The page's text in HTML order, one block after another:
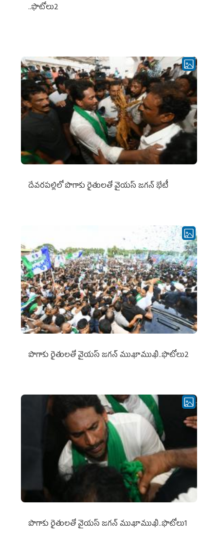
..ఫొటోలు2
దేవరపల్లిలో పొగాకు రైతులతో వైయస్ జగన్ భేటీ
పొగాకు రైతుల‌తో వైయ‌స్ జ‌గ‌న్ ముఖాముఖి..ఫొటోలు2
పొగాకు రైతుల‌తో వైయ‌స్ జ‌గ‌న్ ముఖాముఖి..ఫొటోలు1